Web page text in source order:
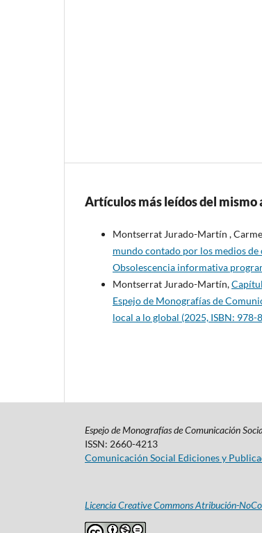
Artículos más leídos del mismo
Montserrat Jurado-Martín ,
mundo contado por los medios
Obsolescencia informativa
Montserrat Jurado-Martín,
Espejo de Monografías de
local a lo global (2025, ISBN:
Espejo de Monografías de Comunicación
ISSN: 2660-4213
Comunicación Social Ediciones y
Licencia Creative Commons Atribución-